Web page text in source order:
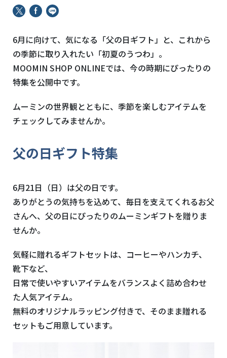
6月に向けて、気になる「父の日ギフト」と、これから
の季節に取り入れたい「初夏のうつわ」。
MOOMIN SHOP ONLINEでは、今の時期にぴったりの
特集を公開中です。
ムーミンの世界観とともに、季節を楽しむアイテムを
チェックしてみませんか。
父の日ギフト特集
6月21日（日）は父の日です。
ありがとうの気持ちを込めて、毎日を支えてくれるお父
さんへ、父の日にぴったりのムーミンギフトを贈りま
せんか。
気軽に贈れるギフトセットは、コーヒーやハンカチ、
靴下など、
日常で使いやすいアイテムをバランスよく詰め合わせ
た人気アイテム。
無料のオリジナルラッピング付きで、そのまま贈れる
セットもご用意しています。